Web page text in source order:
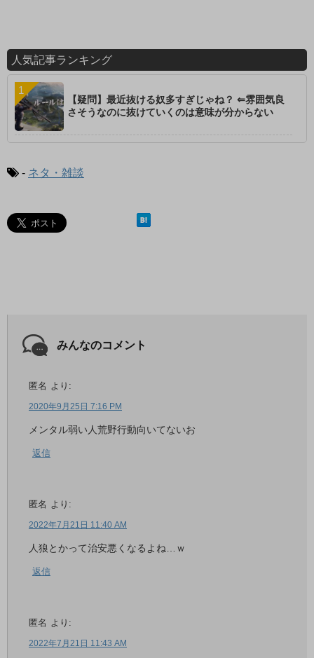
人気記事ランキング
【疑問】最近抜ける奴多すぎじゃね？ ⇐雰囲気良
さそうなのに抜けていくのは意味が分からない
- ネタ・雑談
みんなのコメント
匿名 より:
2020年9月25日 7:16 PM
メンタル弱い人荒野行動向いてないお
返信
匿名 より:
2022年7月21日 11:40 AM
人狼とかって治安悪くなるよね…ｗ
返信
匿名 より:
2022年7月21日 11:43 AM